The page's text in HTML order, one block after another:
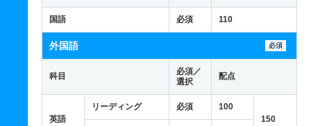
国語 必須 110
外国語 必須
科目
必須／
選択
配点
英語
リーディング 必須
100
150